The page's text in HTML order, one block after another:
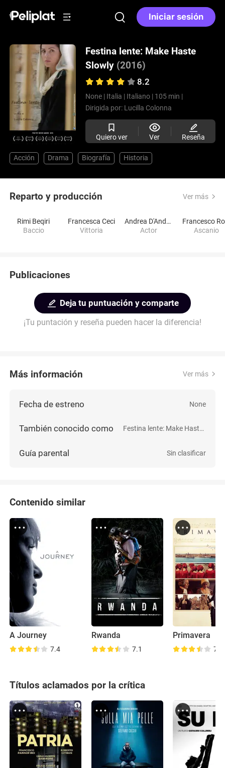
Iniciar sesión
Festina lente: Make Haste
Slowly (2016)
8.2
None | Italia | Italiano | 105 min |
Dirigida por: Lucilla Colonna
Quiero ver Ver Reseña
Acción Drama Biografía Historia
Reparto y producción Ver más
Rimi Beqiri
Baccio
Francesca Ceci
Vittoria
Andrea D'Andrea
Actor
Ascanio
Publicaciones
Deja tu puntuación y comparte
¡Tu puntación y reseña pueden hacer la diferencia!
Más información Ver más
Fecha de estreno None
También conocido como Festina lente: Make Haste Slowly
Guía parental Sin clasificar
Contenido similar
A Journey
7.4
Rwanda
7.1
Primavera
7.1
Títulos aclamados por la crítica